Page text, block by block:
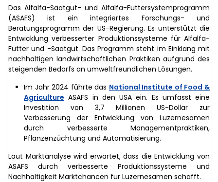
Das Alfalfa-Saatgut- und Alfalfa-Futtersystemprogramm
(ASAFS) ist ein integriertes Forschungs- und
Beratungsprogramm der US-Regierung. Es unterstützt die
Entwicklung verbesserter Produktionssysteme für Alfalfa-
Futter und -Saatgut. Das Programm steht im Einklang mit
nachhaltigen landwirtschaftlichen Praktiken aufgrund des
steigenden Bedarfs an umweltfreundlichen Lösungen.
Im Jahr 2024 führte das National Institute of Food &
Agriculture ASAFS in den USA ein. Es umfasst eine
Investition von 3,7 Millionen US-Dollar zur
Verbesserung der Entwicklung von Luzernesamen
durch verbesserte Managementpraktiken,
Pflanzenzüchtung und Automatisierung.
Laut Marktanalyse wird erwartet, dass die Entwicklung von
ASAFS durch verbesserte Produktionssysteme und
Nachhaltigkeit Marktchancen für Luzernesamen schafft.